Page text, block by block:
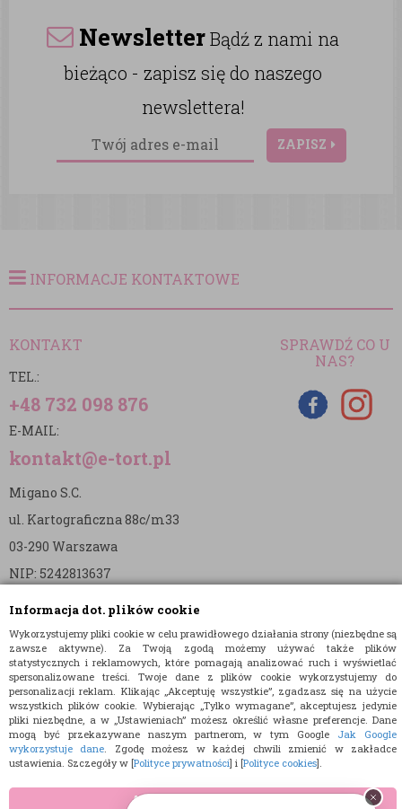
Informacja dot. plików cookie
Wykorzystujemy pliki cookie w celu prawidłowego działania strony (niezbędne są
zawsze aktywne). Za Twoją zgodą możemy używać także plików
statystycznych i reklamowych, które pomagają analizować ruch i wyświetlać
spersonalizowane treści. Twoje dane z plików cookie wykorzystujemy do
personalizacji reklam. Klikając „Akceptuję wszystkie”, zgadzasz się na użycie
wszystkich plików cookie. Wybierając „Tylko wymagane”, akceptujesz jedynie
pliki niezbędne, a w „Ustawieniach” możesz określić własne preferencje. Dane
mogą być przekazywane naszym partnerom, w tym Google Jak Google
wykorzystuje dane. Zgodę możesz w każdej chwili zmienić w zakładce
ustawienia. Szczegóły w [Polityce prywatności] i [Polityce cookies].
AKCEPTUJĘ WSZYSTKIE
NewsletterBądź z nami na
bieżąco - zapisz się do naszego
newslettera!
ZAPISZ
INFORMACJE KONTAKTOWE
KONTAKT
TEL.:
+48 732 098 876
E-MAIL:
kontakt@e-tort.pl
Migano S.C.
ul. Kartograficzna 88c/m33
03-290 Warszawa
NIP: 5242813637
Nr konta (mBank):
36 1140 2004 0000 3902 8144 2737
SPRAWDŹ CO U
NAS?
© 2015 E-TORT.PL - WSZELKIE PRAWA ZASTRZEŻONE
PROJEKT I OPROGRAMOWANIE SKLEPU:EBEXO